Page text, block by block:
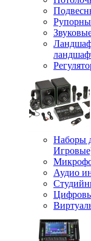
Наборы
Аудио